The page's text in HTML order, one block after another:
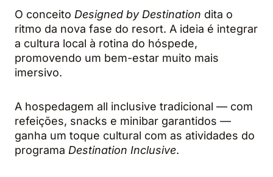
O conceito Designed by Destination dita o
ritmo da nova fase do resort. A ideia é integrar
a cultura local à rotina do hóspede,
promovendo um bem-estar muito mais
imersivo.
A hospedagem all inclusive tradicional — com
refeições, snacks e minibar garantidos —
ganha um toque cultural com as atividades do
programa Destination Inclusive.